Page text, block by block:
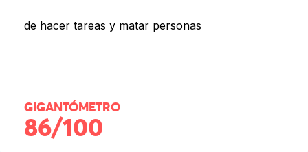
de hacer tareas y matar personas
GIGANTÓMETRO
86/100